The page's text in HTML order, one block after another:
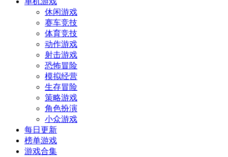
休闲游戏
赛车竞技
体育竞技
动作游戏
射击游戏
恐怖冒险
模拟经营
生存冒险
策略游戏
角色扮演
小众游戏
每日更新
榜单游戏
游戏合集